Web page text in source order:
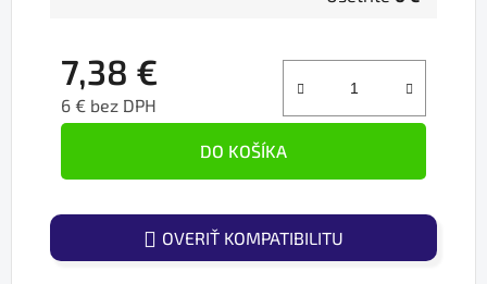
7,38 €
6 € bez DPH
DO KOŠÍKA
OVERIŤ KOMPATIBILITU